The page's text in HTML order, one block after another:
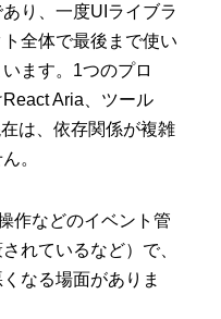
り、一度UIライブラ
全体で最後まで使い
ます。1つのプロ
Aria、ツール
は、依存関係が複雑
。
作などのイベント管
れているなど）で、
なる場面がありま